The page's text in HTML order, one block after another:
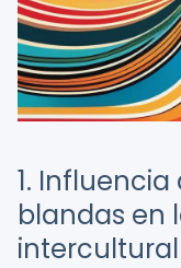
1.
blandas en
intercultural